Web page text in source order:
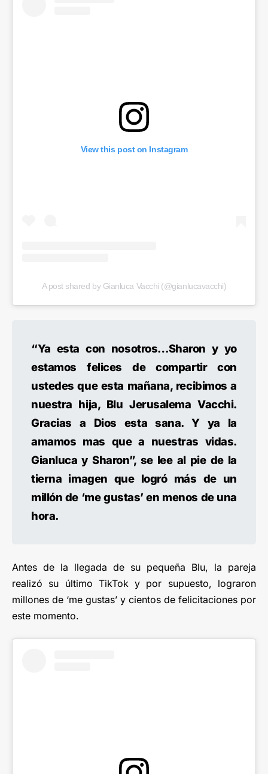
View this post on Instagram
A post shared by Gianluca Vacchi (@gianlucavacchi)
“Ya esta con nosotros…Sharon y yo
estamos felices de compartir con
ustedes que esta mañana, recibimos a
nuestra hija, Blu Jerusalema Vacchi.
Gracias a Dios esta sana. Y ya la
amamos mas que a nuestras vidas.
Gianluca y Sharon”, se lee al pie de la
tierna imagen que logró más de un
millón de ‘me gustas’ en menos de una
hora.
Antes de la llegada de su pequeña Blu, la pareja
realizó su último TikTok y por supuesto, lograron
millones de ‘me gustas’ y cientos de felicitaciones por
este momento.